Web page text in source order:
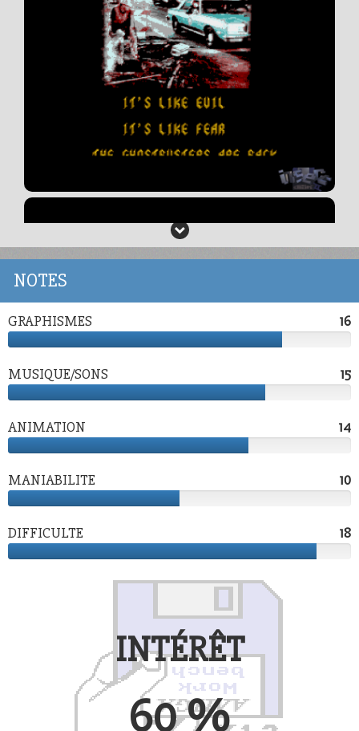
NOTES
GRAPHISMES 16
16
MUSIQUE/SONS 15
15
ANIMATION 14
14
MANIABILITE 10
10
DIFFICULTE 18
18
INTÉRÊT
60 %